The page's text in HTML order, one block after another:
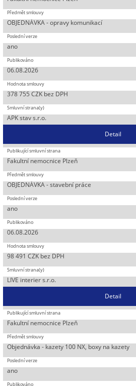
OBJEDNÁVKA - opravy komunikací
ano
06.08.2026
378 755 CZK bez DPH
APK stav s.r.o.
Detail
Fakultní nemocnice Plzeň
OBJEDNÁVKA - stavební práce
ano
06.08.2026
98 491 CZK bez DPH
LIVE interier s.r.o.
Detail
Fakultní nemocnice Plzeň
Objednávka - kazety 100 NX, boxy na kazety
ano